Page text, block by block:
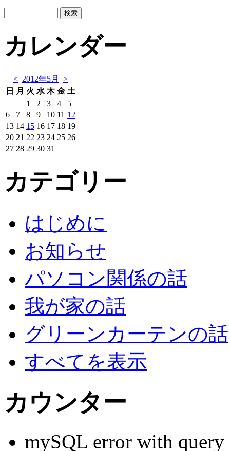
カレンダー
< 2012年5月
>
日
月 火 水 木 金 土
1
2 3 4
5
6
7 8 9 10 11 12
13 14 15 16 17 18 19
20 21 22 23 24 25 26
27 28 29 30 31
カテゴリー
はじめに
お知らせ
パソコン関係の話
我が家の話
グリーンカーテンの話
すべてを表示
カウンター
mySQL error with